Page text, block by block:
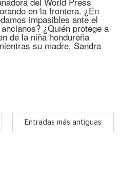
en la frontera. ¿En
impasibles ante el
¿Quién protege a
de la niña hondureña
su madre, Sandra
Entradas más antiguas